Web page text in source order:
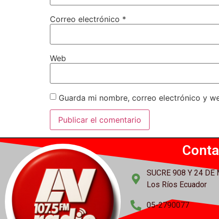
Correo electrónico *
Web
Guarda mi nombre, correo electrónico y
SUCRE 908 Y 24 DE
Los Ríos Ecuador
05-2790077